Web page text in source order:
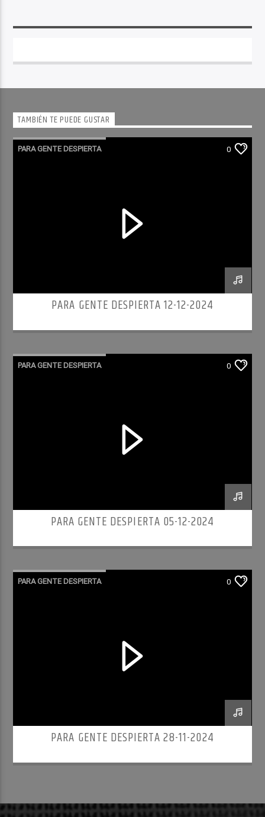
TAMBIÉN TE PUEDE GUSTAR
PARA GENTE DESPIERTA 0
PARA GENTE DESPIERTA 12-12-2024
PARA GENTE DESPIERTA 0
PARA GENTE DESPIERTA 05-12-2024
PARA GENTE DESPIERTA 0
PARA GENTE DESPIERTA 28-11-2024